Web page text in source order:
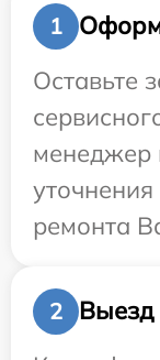
1
Оставьте
менеджер
ремонта
2
Выезд